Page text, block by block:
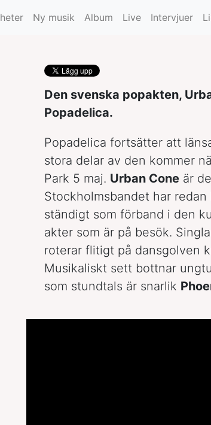
Ny musik Album Live Intervjuer
Den svenska popakten,
Popadelica.
Popadelica fortsätter att
stora delar av den kommer
Park 5 maj. Urban Cone är
Stockholmsbandet har
ständigt som förband i den
akter som är på besök.
roterar flitigt på dansgolven
Musikaliskt sett bottnar
som stundtals är snarlik